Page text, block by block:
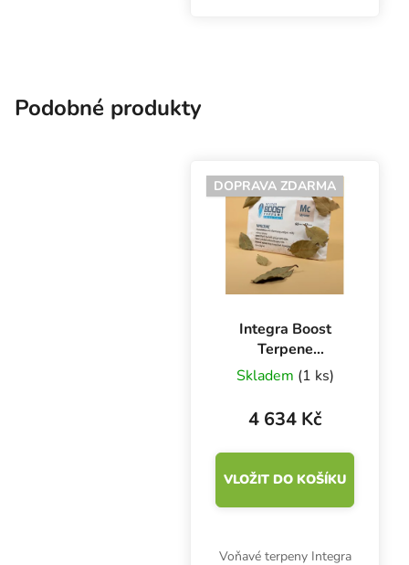
Podobné produkty
DOPRAVA ZDARMA
Integra Boost
Terpene
Essentials Myrcen
67 g, 62%, BOX
12 ks
Skladem (1 ks)
4 634 Kč
VLOŽIT DO KOŠÍKU
Voňavé terpeny Integra